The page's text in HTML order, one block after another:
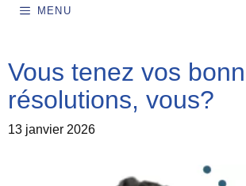
MENU
Vous tenez vos
résolutions, vous?
13 janvier 2026